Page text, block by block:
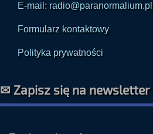
E-mail: radio@paranormalium.pl
Formularz kontaktowy
Polityka prywatności
✉ Zapisz się na newsletter